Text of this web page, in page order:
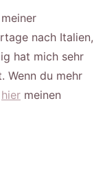
nach Italien,
hat mich sehr
Wenn du mehr
hier meinen